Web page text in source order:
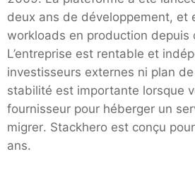
deux ans de développement, et
workloads en production depuis
L’entreprise est rentable et
investisseurs externes ni plan
stabilité est importante lorsque
fournisseur pour héberger un
migrer. Stackhero est conçu
ans.